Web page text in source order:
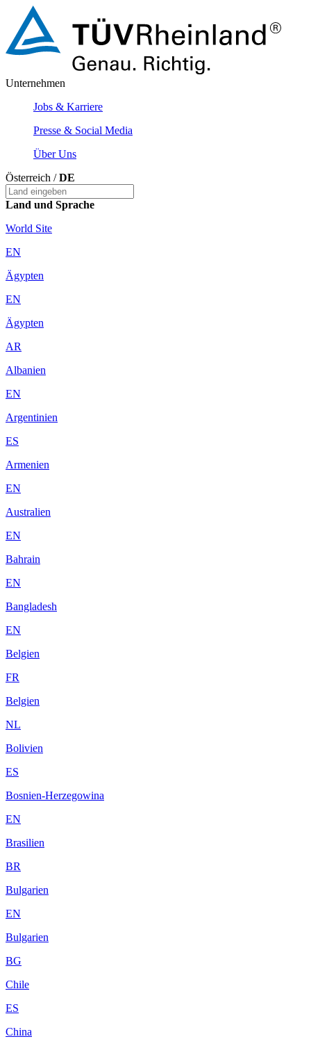
Unternehmen
Jobs & Karriere
Presse & Social Media
Über Uns
Österreich /DE
Land und Sprache
World Site
EN
Ägypten
EN
Ägypten
AR
Albanien
EN
Argentinien
ES
Armenien
EN
Australien
EN
Bahrain
EN
Bangladesh
EN
Belgien
FR
Belgien
NL
Bolivien
ES
Bosnien-Herzegowina
EN
Brasilien
BR
Bulgarien
EN
Bulgarien
BG
Chile
ES
China